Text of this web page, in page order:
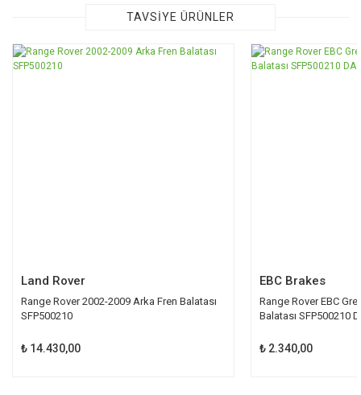
Görüş ve önerileriniz için teşekkür ederiz.
Ürün resmi kalitesiz, bozuk veya görüntülenemiyor.
TAVSİYE ÜRÜNLER
Land Rover
Range Rover 2002-2009 Arka Fren Balatası
SFP500210
₺ 14.430,00
EBC Brakes
Range Rover EBC
Balatası SFP500210
₺ 2.340,00